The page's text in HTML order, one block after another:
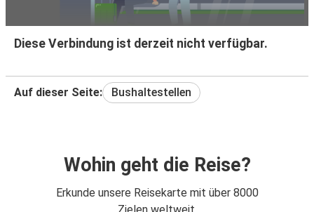
Diese Verbindung ist derzeit nicht verfügbar.
Auf dieser Seite: Bushaltestellen
Wohin geht die Reise?
Erkunde unsere Reisekarte mit über 8000